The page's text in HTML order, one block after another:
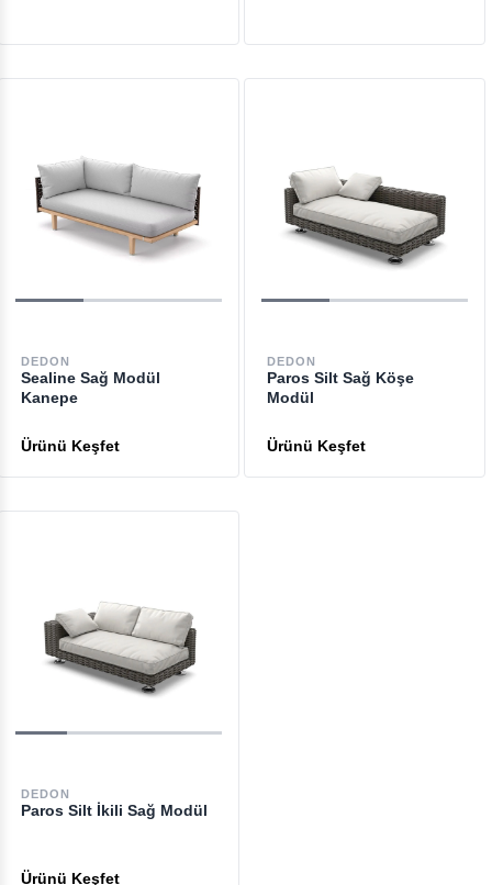
DEDON
Sealine Sağ Modül
Kanepe
DEDON
Paros Silt Sağ Köşe
Modül
DEDON
Paros Silt İkili Sağ Modül